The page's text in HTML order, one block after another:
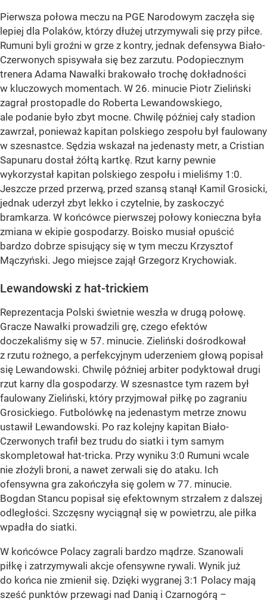
Pierwsza połowa meczu na PGE Narodowym zaczęła się
lepiej dla Polaków, którzy dłużej utrzymywali się przy piłce.
Rumuni byli groźni w grze z kontry, jednak defensywa Biało-
Czerwonych spisywała się bez zarzutu. Podopiecznym
trenera Adama Nawałki brakowało trochę dokładności
w kluczowych momentach. W 26. minucie Piotr Zieliński
zagrał prostopadle do Roberta Lewandowskiego,
ale podanie było zbyt mocne. Chwilę później cały stadion
zawrzał, ponieważ kapitan polskiego zespołu był faulowany
w szesnastce. Sędzia wskazał na jedenasty metr, a Cristian
Sapunaru dostał żółtą kartkę. Rzut karny pewnie
wykorzystał kapitan polskiego zespołu i mieliśmy 1:0.
Jeszcze przed przerwą, przed szansą stanął Kamil Grosicki,
jednak uderzył zbyt lekko i czytelnie, by zaskoczyć
bramkarza. W końcówce pierwszej połowy konieczna była
zmiana w ekipie gospodarzy. Boisko musiał opuścić
bardzo dobrze spisujący się w tym meczu Krzysztof
Mączyński. Jego miejsce zajął Grzegorz Krychowiak.
Lewandowski z hat-trickiem
Reprezentacja Polski świetnie weszła w drugą połowę.
Gracze Nawałki prowadzili grę, czego efektów
doczekaliśmy się w 57. minucie. Zieliński dośrodkował
z rzutu rożnego, a perfekcyjnym uderzeniem głową popisał
się Lewandowski. Chwilę później arbiter podyktował drugi
rzut karny dla gospodarzy. W szesnastce tym razem był
faulowany Zieliński, który przyjmował piłkę po zagraniu
Grosickiego. Futbolówkę na jedenastym metrze znowu
ustawił Lewandowski. Po raz kolejny kapitan Biało-
Czerwonych trafił bez trudu do siatki i tym samym
skompletował hat-tricka. Przy wyniku 3:0 Rumuni wcale
nie złożyli broni, a nawet zerwali się do ataku. Ich
ofensywna gra zakończyła się golem w 77. minucie.
Bogdan Stancu popisał się efektownym strzałem z dalszej
odległości. Szczęsny wyciągnął się w powietrzu, ale piłka
wpadła do siatki.
W końcówce Polacy zagrali bardzo mądrze. Szanowali
piłkę i zatrzymywali akcje ofensywne rywali. Wynik już
do końca nie zmienił się. Dzięki wygranej 3:1 Polacy mają
sześć punktów przewagi nad Danią i Czarnogórą –